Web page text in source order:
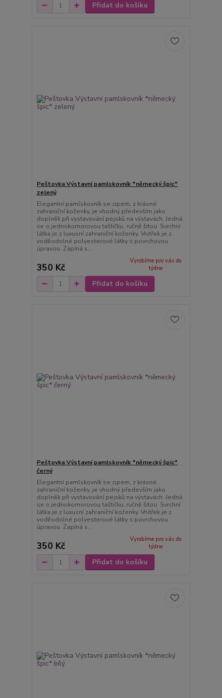
Přidat do košíku
Peštovka Výstavní pamlskovník *německý špic*
zelený
Elegantní pamlskovník se zipem, z krásné
zahraniční koženky, je vhodný především jako
doplněk při vystavování pejsků na výstavách. Jedná
se o jednokomorovou taštičku, ručně šitou. Svrchní
látka je z luxusní zahraniční koženky. Vnitřek je z
voděodolné polyesterové látky s povrchovou
úpravou. Zapíná s...
350 Kč
Vyrobíme pro vás do
týdne
Přidat do košíku
Peštovka Výstavní pamlskovník *německý špic*
černý
Elegantní pamlskovník se zipem, z krásné
zahraniční koženky, je vhodný především jako
doplněk při vystavování pejsků na výstavách. Jedná
se o jednokomorovou taštičku, ručně šitou. Svrchní
látka je z luxusní zahraniční koženky. Vnitřek je z
voděodolné polyesterové látky s povrchovou
úpravou. Zapíná s...
350 Kč
Vyrobíme pro vás do
týdne
Přidat do košíku